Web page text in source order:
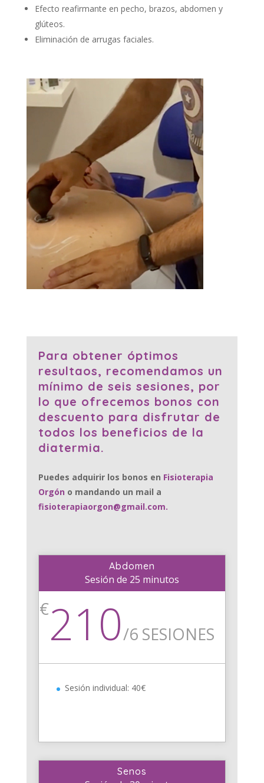
Efecto reafirmante en pecho, brazos, abdomen y
glúteos.
Eliminación de arrugas faciales.
Para obtener óptimos
resultaos, recomendamos un
mínimo de seis sesiones, por
lo que ofrecemos bonos con
descuento para disfrutar de
todos los beneficios de la
diatermia.
Puedes adquirir los bonos en Fisioterapia
Orgón o mandando un mail a
fisioterapiaorgon@gmail.com.
Abdomen
Sesión de 25 minutos
€210/6 SESIONES
Sesión individual: 40€
Senos